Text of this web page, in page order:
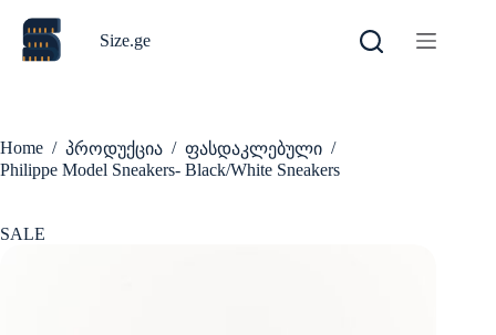
content
Size.ge
Home / პროდუქცია / ფასდაკლებული /
Philippe Model Sneakers- Black/White Sneakers
SALE